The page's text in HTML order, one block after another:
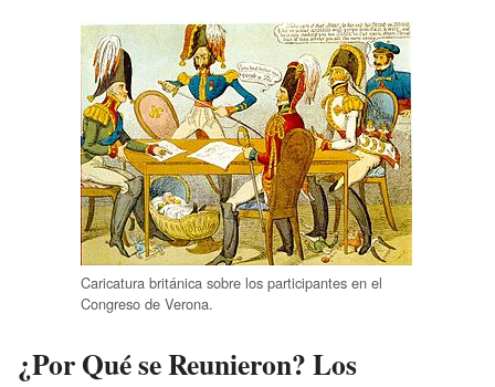
Caricatura británica sobre los participantes en el
Congreso de Verona.
¿Por Qué se Reunieron? Los